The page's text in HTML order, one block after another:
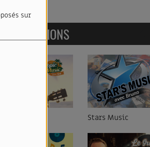
sur
NOS ÉMISSIONS
Et c'est connu ça !?